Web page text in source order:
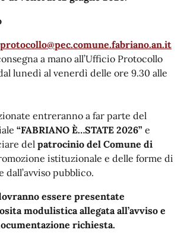
protocollo@pec.comune.fabriano.an.it
a mano all’Ufficio Protocollo
lunedì al venerdì delle ore 9.30 alle
entreranno a far parte del
“FABRIANO È…STATE 2026” e
del patrocinio del Comune di
istituzionale e delle forme di
pubblico.
essere presentate
modulistica allegata all’avviso e
richiesta.